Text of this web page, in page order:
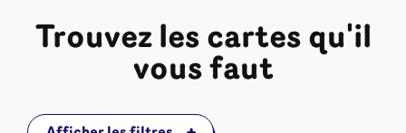
Trouvez les cartes qu'il
vous faut